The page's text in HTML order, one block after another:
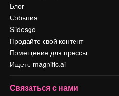
Блог
События
Slidesgo
Продайте свой контент
Помещение для прессы
Ищете magnific.ai
Связаться с нами